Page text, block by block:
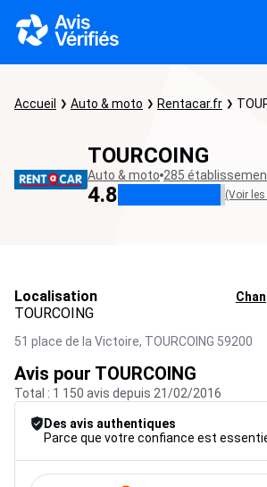
Accueil Auto & moto Rentacar.fr
TOURCOING
Auto & moto 285
4.8 (Voir
Localisation
TOURCOING
51 place de la Victoire, TOURCOING 59200
Avis pour TOURCOING
Total : 1 150 avis depuis 21/02/2016
Des avis authentiques